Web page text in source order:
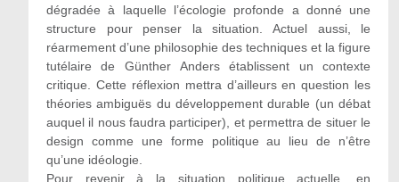
dégradée à laquelle l’écologie profonde a donné une
structure pour penser la situation. Actuel aussi, le
réarmement d’une philosophie des techniques et la figure
tutélaire de Günther Anders établissent un contexte
critique. Cette réflexion mettra d’ailleurs en question les
théories ambiguës du développement durable (un débat
auquel il nous faudra participer), et permettra de situer le
design comme une forme politique au lieu de n’être
qu’une idéologie.
Pour revenir à la situation politique actuelle, en